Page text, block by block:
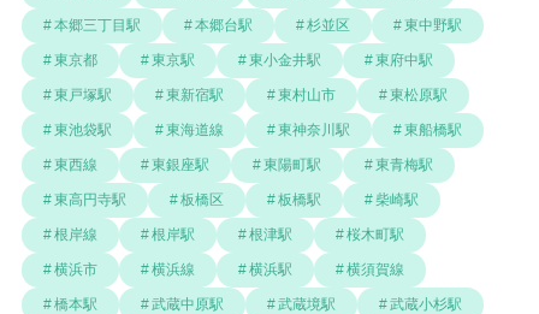
本郷三丁目駅 本郷台駅 杉並区 東中野駅
東京都 東京駅 東小金井駅 東府中駅
東戸塚駅 東新宿駅 東村山市 東松原駅
東池袋駅 東海道線 東神奈川駅 東船橋駅
東西線 東銀座駅 東陽町駅 東青梅駅
東高円寺駅 板橋区 板橋駅 柴崎駅
根岸線 根岸駅 根津駅 桜木町駅
横浜市 横浜線 横浜駅 横須賀線
橋本駅 武蔵中原駅 武蔵境駅 武蔵小杉駅